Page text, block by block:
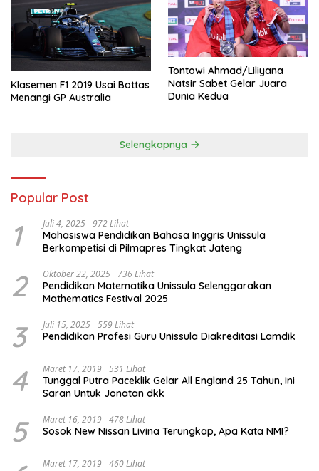
Klasemen F1 2019 Usai Bottas
Menangi GP Australia
Tontowi Ahmad/Liliyana
Natsir Sabet Gelar Juara
Dunia Kedua
Selengkapnya
Popular Post
1 Juli 4, 2025 972 Lihat
Mahasiswa Pendidikan Bahasa Inggris Unissula
Berkompetisi di Pilmapres Tingkat Jateng
2 Oktober 22, 2025 736 Lihat
Pendidikan Matematika Unissula Selenggarakan
Mathematics Festival 2025
3 Juli 15, 2025 559 Lihat
Pendidikan Profesi Guru Unissula Diakreditasi Lamdik
4 Maret 17, 2019 531 Lihat
Tunggal Putra Paceklik Gelar All England 25 Tahun, Ini
Saran Untuk Jonatan dkk
5 Maret 16, 2019 478 Lihat
Sosok New Nissan Livina Terungkap, Apa Kata NMI?
Maret 17, 2019 460 Lihat